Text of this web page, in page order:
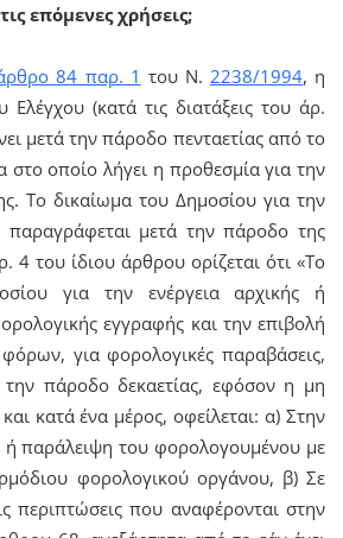
επόμενες χρήσεις;
84 παρ. 1 του Ν. 2238/1994, η
Ελέγχου (κατά τις διατάξεις του άρ.
μετά την πάροδο πενταετίας από το
στο οποίο λήγει η προθεσμία για την
Το δικαίωμα του Δημοσίου για την
μετά την πάροδο της
4 του ίδιου άρθρου ορίζεται ότι «Το
για την ενέργεια αρχικής ή
εγγραφής και την επιβολή
για φορολογικές παραβάσεις,
την πάροδο δεκαετίας, εφόσον η μη
κατά ένα μέρος, οφείλεται: α) Στην
παράλειψη του φορολογουμένου με
φορολογικού οργάνου, β) Σε
περιπτώσεις που αναφέρονται στην